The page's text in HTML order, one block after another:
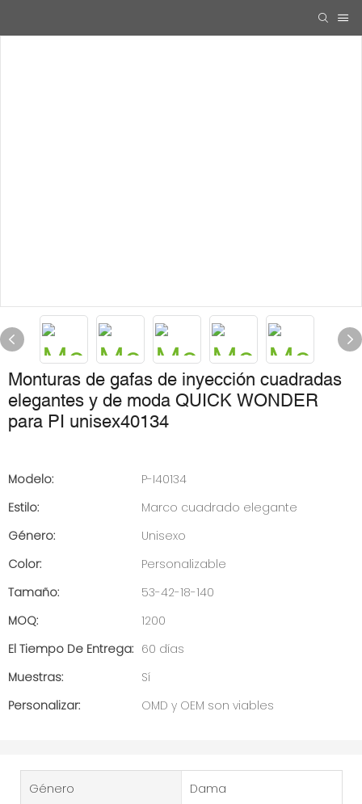
Monturas de gafas de inyección cuadradas
elegantes y de moda QUICK WONDER
para PI unisex40134
Modelo:
P-I40134
Estilo:
Marco cuadrado elegante
Género:
Unisexo
Color:
Personalizable
Tamaño:
53-42-18-140
MOQ:
1200
El Tiempo De Entrega: 60 días
Muestras:
Sí
Personalizar:
OMD y OEM son viables
Género Dama